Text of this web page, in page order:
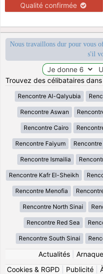
Qualité confirmée
Nous travaillons dur pour vous
s'il
Trouvez des célibataires
Rencontre Al-Qalyubia
Rencontre Aswan
Rencontre Cairo
Rencontre Faiyum
Rencontre Ismailia
Rencontre Kafr El-Sheikh
Rencontre Menofia
Rencontre North Sinai
Rencontre Red Sea
Rencontre South Sinai
Actualités|
Cookies & RGPD
Publicité